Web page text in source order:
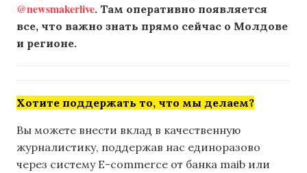
@newsmakerlive. Там оперативно появляется
все, что важно знать прямо сейчас о Молдове
и регионе.
Хотите поддержать то, что мы делаем?
Вы можете внести вклад в качественную
журналистику, поддержав нас единоразово
через систему E-commerce от банка maib или